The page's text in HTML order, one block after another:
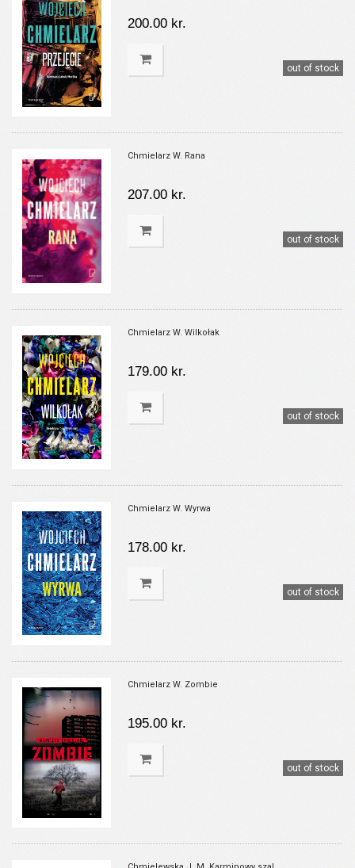
200.00 kr.
out of stock
Chmielarz W. Rana
207.00 kr.
out of stock
Chmielarz W. Wilkołak
179.00 kr.
out of stock
Chmielarz W. Wyrwa
178.00 kr.
out of stock
Chmielarz W. Zombie
195.00 kr.
out of stock